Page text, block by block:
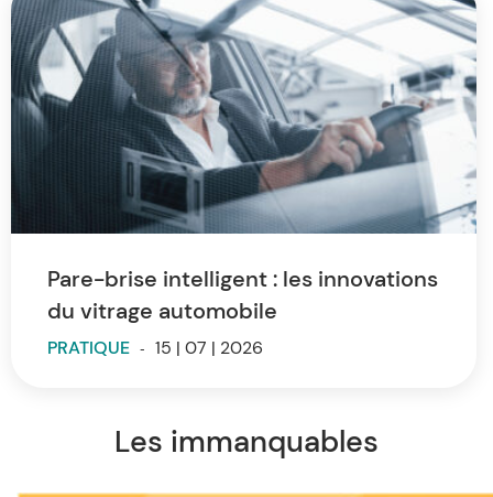
Pare-brise intelligent : les innovations
du vitrage automobile
PRATIQUE - 15 | 07 | 2026
Les immanquables